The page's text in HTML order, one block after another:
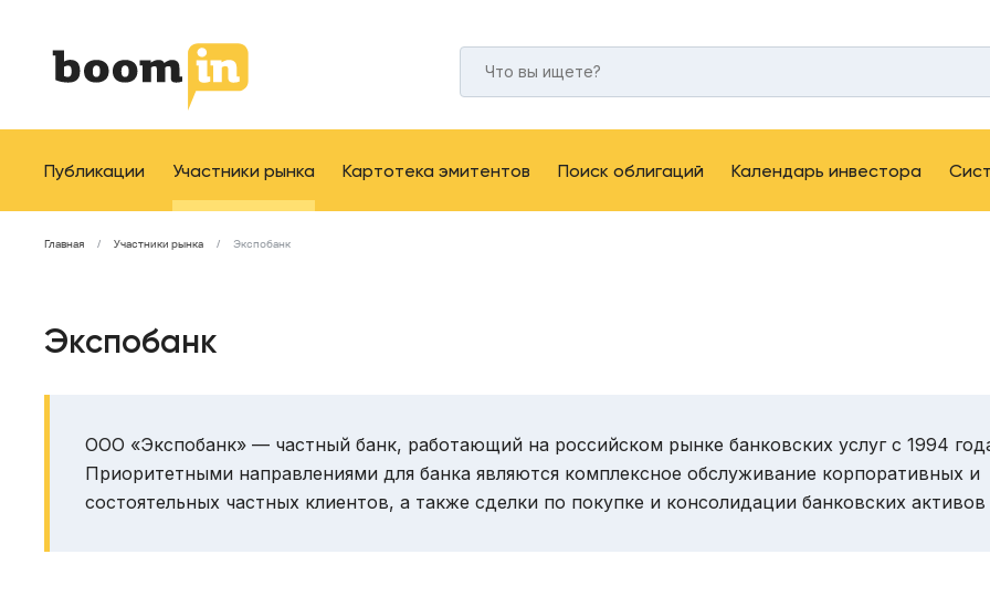
Публикации Участники рынка Картотека эмитентов Поиск облигаций Календарь инвестора
Главная Участники рынка Экспобанк
Экспобанк
ООО «Экспобанк» — частный банк, работающий на российском рынке банковских услуг с 1994
Приоритетными направлениями для банка являются комплексное обслуживание корпоративных и
состоятельных частных клиентов, а также сделки по покупке и консолидации банковских